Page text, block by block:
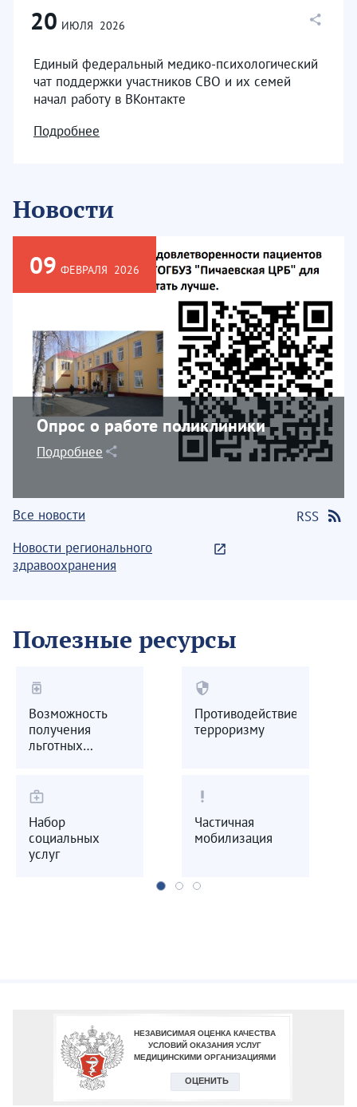
20 ИЮЛЯ 2026
Единый федеральный медико-психологический
чат поддержки участников СВО и их семей
начал работу в ВКонтакте
Подробнее
Новости
09 ФЕВРАЛЯ 2026
Опрос о работе поликлиники
Подробнее
Все новости
RSS
Новости регионального
здравоохранения
Полезные ресурсы
medication
Возможность
получения
льготных
security
Противодействие
терроризму
medical_services
Набор
социальных
услуг
priority_high
Частичная
мобилизация